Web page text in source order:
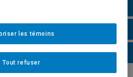
Tout refuser
les témoins